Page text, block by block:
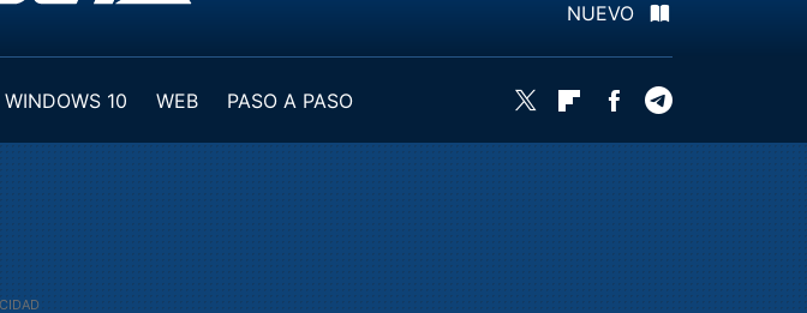
NUEVO
WINDOWS 10 WEB
PASO A PASO
Twitter FlipboardFacebook